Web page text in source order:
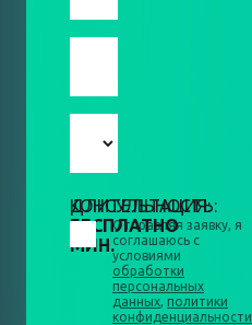
КОНСУЛЬТАЦИЯ:
БЕСПЛАТНО
ДЛИТЕЛЬНОСТЬ:
10
МИН.
Отправляя заявку, я
соглашаюсь с
условиями
обработки
персональных
данных, политики
конфиденциальности